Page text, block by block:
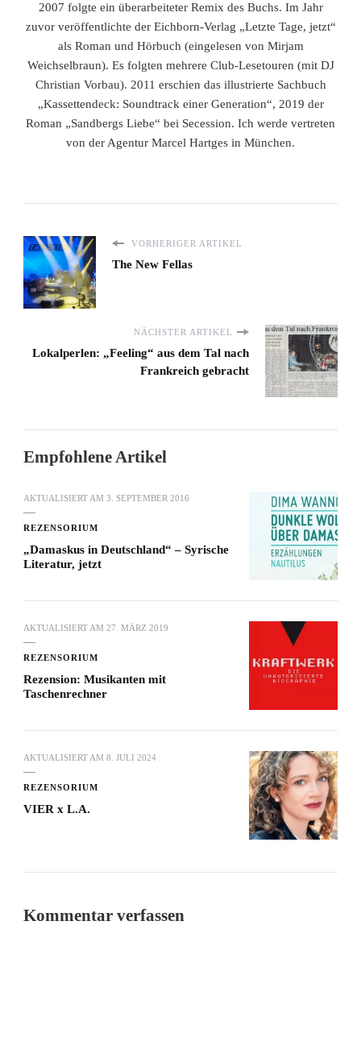
2007 folgte ein überarbeiteter Remix des Buchs. Im Jahr
zuvor veröffentlichte der Eichborn-Verlag „Letzte Tage, jetzt“
als Roman und Hörbuch (eingelesen von Mirjam
Weichselbraun). Es folgten mehrere Club-Lesetouren (mit DJ
Christian Vorbau). 2011 erschien das illustrierte Sachbuch
„Kassettendeck: Soundtrack einer Generation“, 2019 der
Roman „Sandbergs Liebe“ bei Secession. Ich werde vertreten
von der Agentur Marcel Hartges in München.
VORHERIGER ARTIKEL
The New Fellas
NÄCHSTER ARTIKEL
Lokalperlen: „Feeling“ aus dem Tal nach
Frankreich gebracht
Empfohlene Artikel
AKTUALISIERT AM 3. SEPTEMBER 2016
REZENSORIUM
„Damaskus in Deutschland“ – Syrische
Literatur, jetzt
AKTUALISIERT AM 27. MÄRZ 2019
REZENSORIUM
Rezension: Musikanten mit
Taschenrechner
AKTUALISIERT AM 8. JULI 2024
REZENSORIUM
VIER x L.A.
Kommentar verfassen